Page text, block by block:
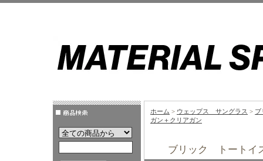
ホーム > ウェップス サングラス > ブ
ガン＋クリアガン
ブリック トートイ